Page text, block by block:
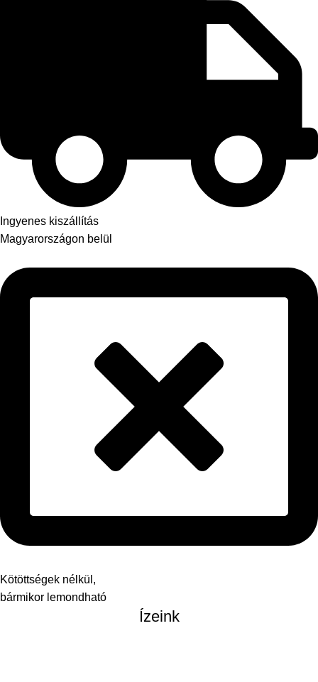
Ingyenes kiszállítás
Magyarországon belül
Kötöttségek nélkül,
bármikor lemondható
Ízeink